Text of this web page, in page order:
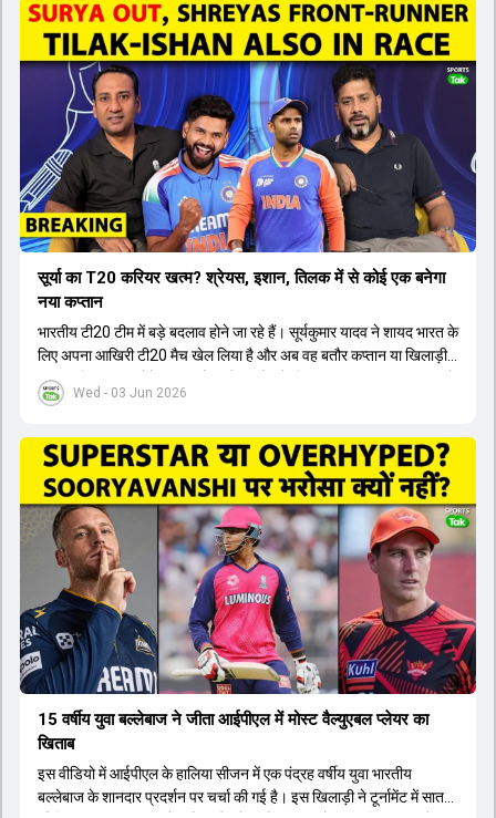
Wed - 03 Jun 2026
सूर्या का T20 करियर खत्म? श्रेयस, इशान, तिलक में से कोई एक बनेगा
नया कप्तान
भारतीय टी20 टीम में बड़े बदलाव होने जा रहे हैं। सूर्यकुमार यादव ने शायद भारत के
लिए अपना आखिरी टी20 मैच खेल लिया है और अब वह बतौर कप्तान या खिलाड़ी
टीम का हिस्सा नहीं होंगे। आयरलैंड और इंग्लैंड के खिलाफ आगामी टी20 सीरीज के
लिए नए कप्तान की तलाश जारी है। इस रेस में श्रेयस अय्यर सबसे आगे चल रहे
पटेल इस रेस में काफी पीछे हैं, जबकि संजू सैमसन और रजत पाटीदार कप्तानी की
दौड़ से बाहर हैं। आगामी सीरीज के लिए वैभव सूर्यवंशी को तीसरे ओपनर के तौर पर
टीम में शामिल किया जाएगा, जबकि अभिषेक शर्मा और संजू सैमसन पहली पसंद
होंगे। इसके अलावा नीतीश रेड्डी को बतौर ऑलराउंडर ज्यादा मौके मिलेंगे। अजीत
अगरकर की अगुवाई वाली चयन समिति और कोच गौतम गंभीर आगामी टी20 वर्ल्ड
कप और 2028 ओलंपिक के लिए लंबी अवधि का विजन लेकर चल रहे हैं।
15 वर्षीय युवा बल्लेबाज ने जीता आईपीएल में मोस्ट वैल्युएबल प्लेयर का
खिताब
इस वीडियो में आईपीएल के हालिया सीजन में एक पंद्रह वर्षीय युवा भारतीय
बल्लेबाज के शानदार प्रदर्शन पर चर्चा की गई है। इस खिलाड़ी ने टूर्नामेंट में सात